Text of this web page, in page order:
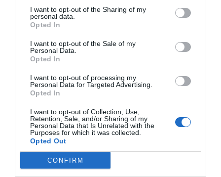
I want to opt-out of the Sharing of my
personal data.
Opted In
I want to opt-out of the Sale of my
Personal Data.
Opted In
I want to opt-out of processing my
Personal Data for Targeted Advertising.
Opted In
I want to opt-out of Collection, Use,
Retention, Sale, and/or Sharing of my
Personal Data that Is Unrelated with the
Purposes for which it was collected.
Opted Out
CONFIRM
diversa. Amo quello che cercano di dare
come partecipazione a questo mondo e
ORGANIZZATO DA